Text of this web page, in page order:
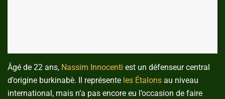
Âgé de 22 ans, Nassim Innocenti est un défenseur central
d’origine burkinabè. Il représente les Étalons au niveau
international, mais n’a pas encore eu l’occasion de faire